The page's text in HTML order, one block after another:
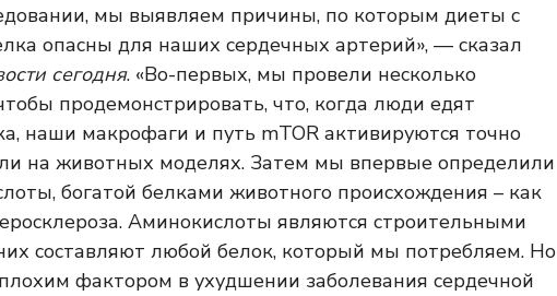
мы выявляем причины, по которым диеты с
опасны для наших сердечных артерий», — сказал
сегодня. «Во-первых, мы провели несколько
продемонстрировать, что, когда люди едят
наши макрофаги и путь mTOR активируются точно
на животных моделях. Затем мы впервые определили
богатой белками животного происхождения – как
Аминокислоты являются строительными
составляют любой белок, который мы потребляем. Но
фактором в ухудшении заболевания сердечной